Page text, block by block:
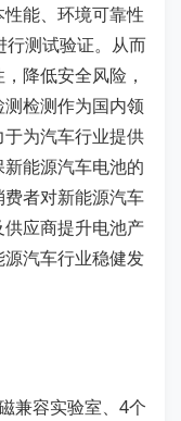
能、环境可靠性
行测试验证。从而
降低安全风险，
检测作为国内领
为汽车行业提供
能源汽车电池的
者对新能源汽车
应商提升电池产
汽车行业稳健发
兼容实验室、4个